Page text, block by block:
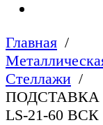
Главная
Стеллажи
LS-21-60 ВСК